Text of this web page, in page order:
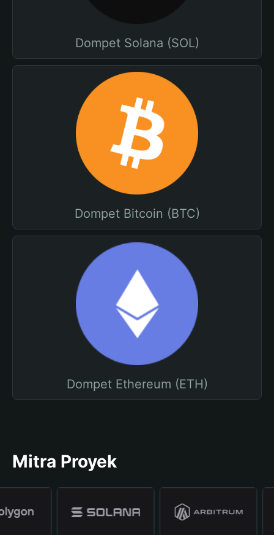
Dompet Solana (SOL)
Dompet Bitcoin (BTC)
Dompet Ethereum (ETH)
Mitra Proyek